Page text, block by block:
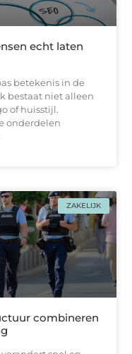
echt laten
betekenis in de
bestaat niet alleen
of huisstijl.
onderdelen
ZAKELIJK
combineren